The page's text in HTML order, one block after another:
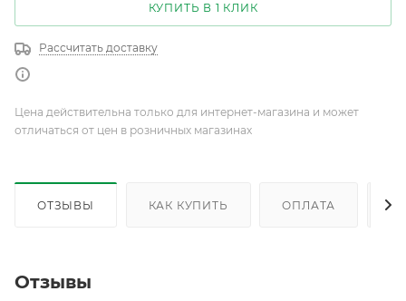
КУПИТЬ В 1 КЛИК
Рассчитать доставку
Цена действительна только для интернет-магазина и может
отличаться от цен в розничных магазинах
ОТЗЫВЫ КАК КУПИТЬ ОПЛАТА
Отзывы